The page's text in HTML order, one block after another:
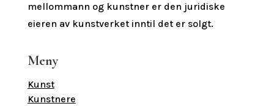
mellommann og kunstner er den juridiske
eieren av kunstverket inntil det er solgt.
Meny
Kunst
Kunstnere